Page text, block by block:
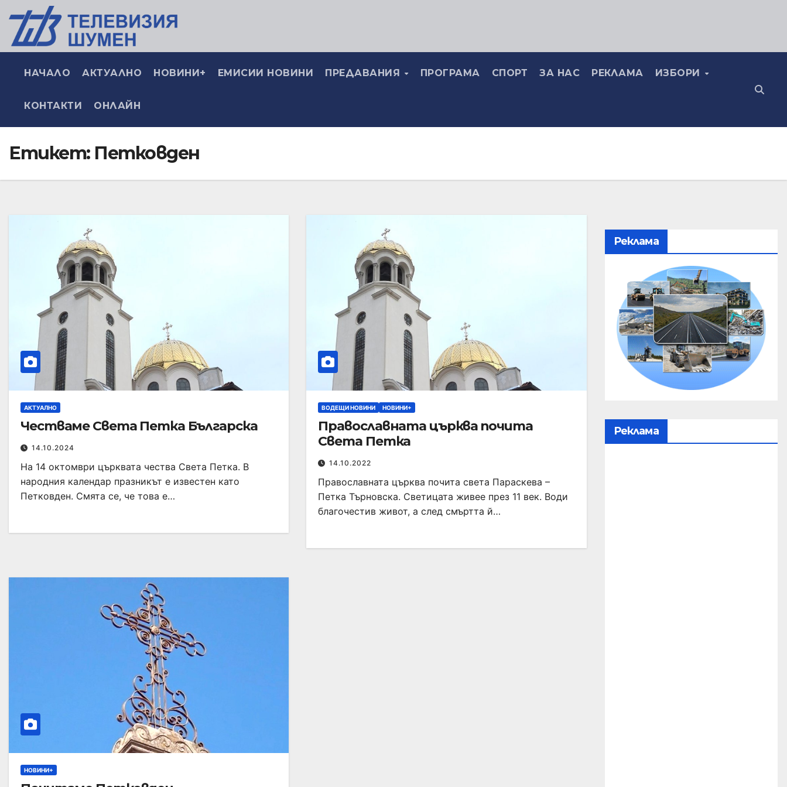
НАЧАЛО АКТУАЛНО НОВИНИ+ ЕМИСИИ НОВИНИ ПРЕДАВАНИЯ ПРОГРАМА СПОРТ ЗА НАС РЕКЛАМА ИЗБОРИ
КОНТАКТИ ОНЛАЙН
Етикет: Петковден
АКТУАЛНО
Честваме Света Петка Българска
14.10.2024
На 14 октомври църквата чества Света Петка. В
народния календар празникът е известен като
Петковден. Смята се, че това е…
ВОДЕЩИ НОВИНИ НОВИНИ+
Православната църква почита
Света Петка
14.10.2022
Православната църква почита света Параскева –
Петка Търновска. Светицата живее през 11 век. Води
благочестив живот, а след смъртта й…
НОВИНИ+
Реклама
Реклама